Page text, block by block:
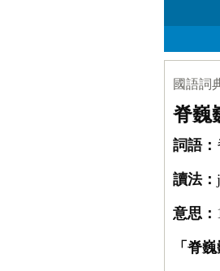
國語詞
脊巍
詞語：
讀法：
意思：
「脊